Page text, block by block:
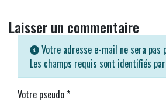
Laisser un commentaire
Votre adresse e-mail ne sera pas
Les champs requis sont identifiés
Votre pseudo*